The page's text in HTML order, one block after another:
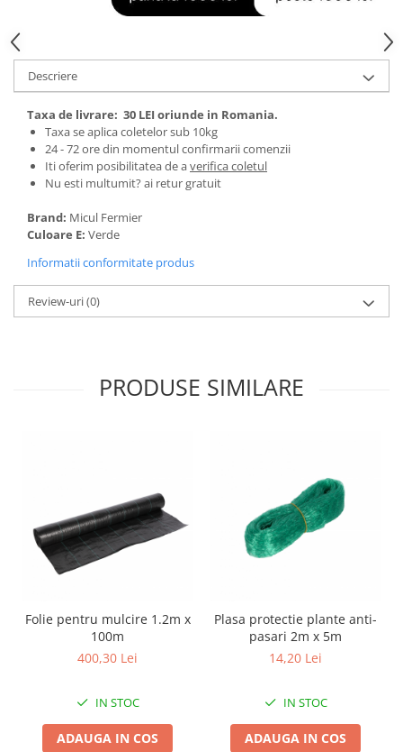
Tractoraș de tuns gazonul
Zootehnie
Incubatoare, oparitoare si
deplumatoare
Echipamente pentru animale
Aparate de tuns animale
Piese si accesorii aparate de tuns
animale
Tarcuri animale
Semanatori
Masini batut stalpi si accesorii
Roabe & accesorii
Casute gradina si cutii depozitare
Mobilier gradina
Zdrobitoare electrice & manuale
Zdrobitoare manuale
Masini de cusut si accesorii
Articole antidaunatori gradina
Suflante si aspiratoare exterior
Unelte altoit
Folie si plase pt plante
Descriere
Taxa de livrare: 30 LEI oriunde in Romania.
Taxa se aplica coletelor sub 10kg
24 - 72 ore din momentul confirmarii comenzii
Iti oferim posibilitatea de averifica coletul
Nu esti multumit? ai retur gratuit
Brand: Micul Fermier
Culoare E: Verde
Informatii conformitate produs
Review-uri(0)
PRODUSE SIMILARE
Folie pentru mulcire 1.2m x
100m
400,30 Lei
IN STOC
ADAUGA IN COS
Plasa protectie plante anti-
pasari 2m x 5m
14,20 Lei
IN STOC
ADAUGA IN COS